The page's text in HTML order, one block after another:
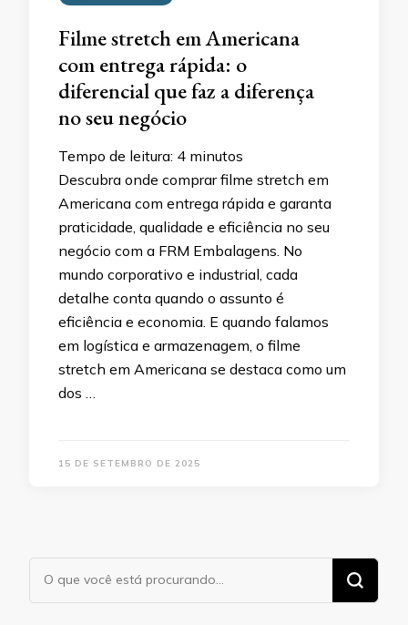
Filme stretch em Americana
com entrega rápida: o
diferencial que faz a diferença
no seu negócio
Tempo de leitura: 4 minutos
Descubra onde comprar filme stretch em
Americana com entrega rápida e garanta
praticidade, qualidade e eficiência no seu
negócio com a FRM Embalagens. No
mundo corporativo e industrial, cada
detalhe conta quando o assunto é
eficiência e economia. E quando falamos
em logística e armazenagem, o filme
stretch em Americana se destaca como um
dos …
15 DE SETEMBRO DE 2025
Procurando
algo?